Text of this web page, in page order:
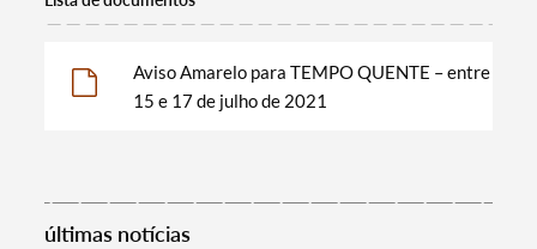
Termo de Pesquisa
Aviso Amarelo para TEMPO QUENTE – entre
15 e 17 de julho de 2021
últimas notícias